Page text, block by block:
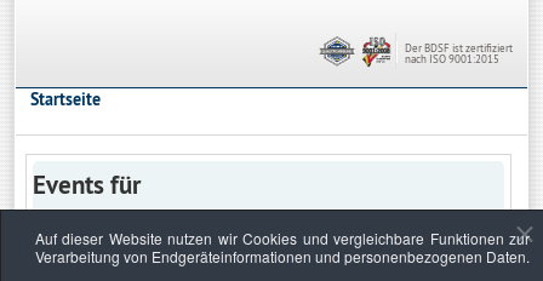
Der BDSF ist zertifiziert
nach ISO 9001:2015
Startseite
Events für
Auf dieser Website nutzen wir Cookies und vergleichbare Funktionen zur
Verarbeitung von Endgeräteinformationen und personenbezogenen Daten.